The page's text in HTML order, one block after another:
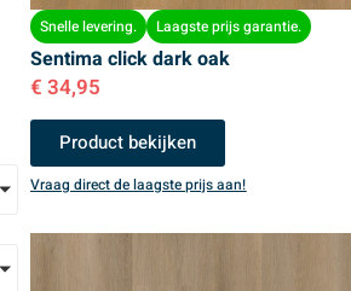
Snelle levering. Laagste prijs garantie.
Sentima click dark oak
€ 34,95
Product bekijken
Vraag direct de laagste prijs aan!